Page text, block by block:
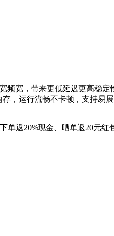
频宽，带来更低延迟更高稳定
，运行流畅不卡顿，支持易展
单返20%现金、晒单返20元